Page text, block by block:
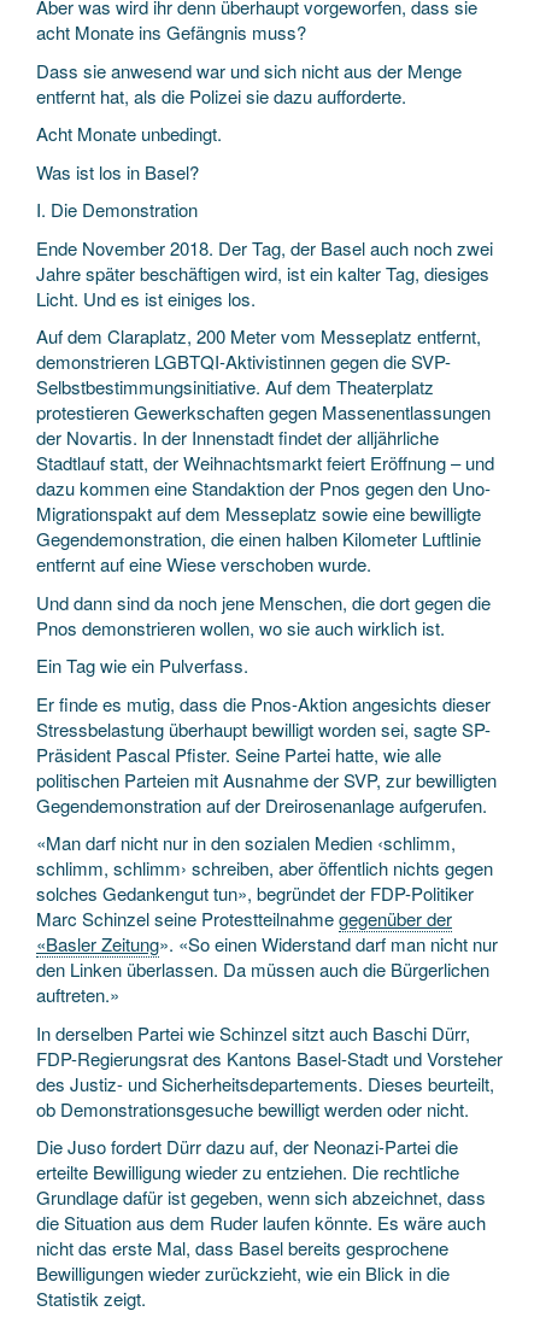
Aber was wird ihr denn überhaupt vorgeworfen, dass sie
acht Monate ins Gefängnis muss?
Dass sie anwesend war und sich nicht aus der Menge
entfernt hat, als die Polizei sie dazu aufforderte.
Acht Monate unbedingt.
Was ist los in Basel?
I. Die Demonstration
Ende November 2018. Der Tag, der Basel auch noch zwei
Jahre später beschäftigen wird, ist ein kalter Tag, diesiges
Licht. Und es ist einiges los.
Auf dem Claraplatz, 200 Meter vom Messe­platz entfernt,
demonstrieren LGBTQI-Aktivistinnen gegen die SVP-
Selbstbestimmungs­initiative. Auf dem Theaterplatz
protestieren Gewerkschaften gegen Massen­entlassungen
der Novartis. In der Innenstadt findet der alljährliche
Stadtlauf statt, der Weihnachts­markt feiert Eröffnung – und
dazu kommen eine Stand­aktion der Pnos gegen den Uno-
Migrations­pakt auf dem Messeplatz sowie eine bewilligte
Gegen­demonstration, die einen halben Kilometer Luftlinie
entfernt auf eine Wiese verschoben wurde.
Und dann sind da noch jene Menschen, die dort gegen die
Pnos demonstrieren wollen, wo sie auch wirklich ist.
Ein Tag wie ein Pulverfass.
Er finde es mutig, dass die Pnos-Aktion angesichts dieser
Stress­belastung überhaupt bewilligt worden sei, sagte SP-
Präsident Pascal Pfister. Seine Partei hatte, wie alle
politischen Parteien mit Ausnahme der SVP, zur bewilligten
Gegen­demonstration auf der Dreirosen­anlage aufgerufen.
«Man darf nicht nur in den sozialen Medien ‹schlimm,
schlimm, schlimm› schreiben, aber öffentlich nichts gegen
solches Gedanken­gut tun», begründet der FDP-Politiker
Marc Schinzel seine Protest­teilnahmegegenüber der
«Basler Zeitung». «So einen Widerstand darf man nicht nur
den Linken überlassen. Da müssen auch die Bürgerlichen
auftreten.»
In derselben Partei wie Schinzel sitzt auch Baschi Dürr,
FDP-Regierungs­rat des Kantons Basel-Stadt und Vorsteher
des Justiz- und Sicherheits­departements. Dieses beurteilt,
ob Demonstrations­­gesuche bewilligt werden oder nicht.
Die Juso fordert Dürr dazu auf, der Neonazi-Partei die
erteilte Bewilligung wieder zu entziehen. Die rechtliche
Grundlage dafür ist gegeben, wenn sich abzeichnet, dass
die Situation aus dem Ruder laufen könnte. Es wäre auch
nicht das erste Mal, dass Basel bereits gesprochene
Bewilligungen wieder zurückzieht, wie ein Blick in die
Statistik zeigt.